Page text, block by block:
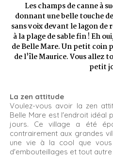
Les champs de canne à
donnant une belle touche
sans voix devant le lagon de
à la plage de sable fin ! Eh
de Belle Mare. Un petit coin
de l'île Maurice. Vous allez
petit
La zen attitude
Voulez-vous avoir la zen
Belle Mare est l'endroit idéal
jours. Ce village a été
contrairement aux grandes
une vie à la cool que
d'embouteillages et tout